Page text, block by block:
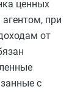
ценных
при
от
с